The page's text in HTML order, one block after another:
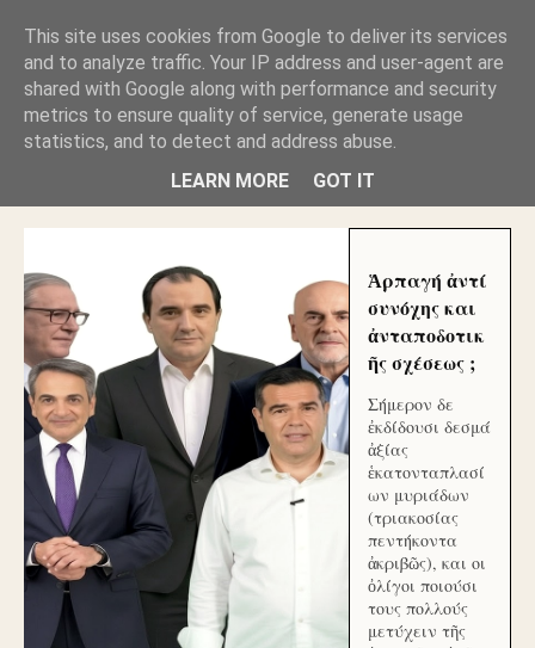
ΑΥΤΟΧΘΟΝΕΣ ΜΟΥ ΕΚΛΕΙΣΑΝ ΤΑ ΣΟΣΙΑΛ ΚΑΙ
ΦΙΜΩΣΑΝ ΤΟ SITE. ΟΙ ΧΙΛΙΑΔΕΣ ΜΙΚΡΟΕΠΕΝΔΥΤΕΣ
ΕΠΕΝΔΥΣΑΤΕ ΓΙΑ ΛΕΗΛΑΣΙΑ ΚΑΙ ΕΓΚΛΗΜΑ ?
ΓΛΥΦΑΔΑ WEB |ΟΙ ΜΕΓΑΛΟΙ ΚΛΕΠΤΑΙ ΑΠΟ ΤΟ
ΜΙΚΡΟΝ ΑΠΑΓΟΥΣΙ
Ἁρπαγή ἀντί
συνόχης και
ἀνταποδοτικ
ῆς σχέσεως ;
Σήμερον δε
ἐκδίδουσι δεσμά
ἀξίας
ἑκατονταπλασί
ων μυριάδων
(τριακοσίας
πεντήκοντα
ἀκριβῶς), και οι
ὀλίγοι ποιούσι
τους πολλούς
μετύχειν τῆς
This site uses cookies from Google to deliver its services
and to analyze traffic. Your IP address and user-agent are
shared with Google along with performance and security
metrics to ensure quality of service, generate usage
statistics, and to detect and address abuse.
LEARN MORE
GOT IT